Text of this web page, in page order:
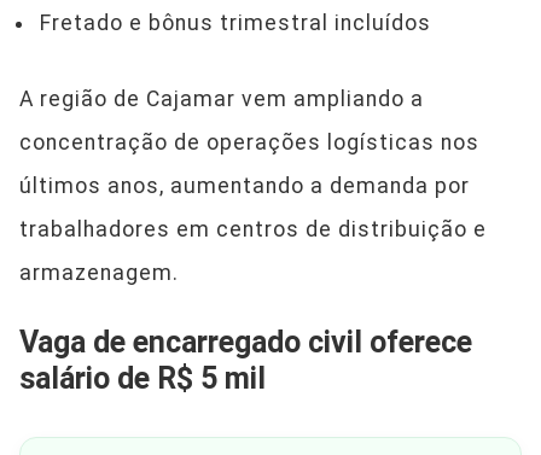
Fretado e bônus trimestral incluídos
A região de Cajamar vem ampliando a
concentração de operações logísticas nos
últimos anos, aumentando a demanda por
trabalhadores em centros de distribuição e
armazenagem.
Vaga de encarregado civil oferece
salário de R$ 5 mil